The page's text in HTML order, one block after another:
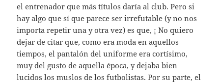
el entrenador que más títulos daría al club. Pero si
hay algo que sí que parece ser irrefutable (y no nos
importa repetir una y otra vez) es que, ¡ No quiero
dejar de citar que, como era moda en aquellos
tiempos, el pantalón del uniforme era cortísimo,
muy del gusto de aquella época, y dejaba bien
lucidos los muslos de los futbolistas. Por su parte, el